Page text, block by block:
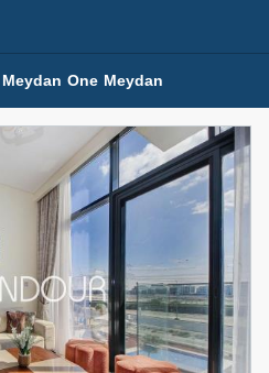
عقارات للإيجار (13750)
Near Marina Metro Station
شقة
للإيجار 95,000 درهم
سرير
1
1
One Meydan